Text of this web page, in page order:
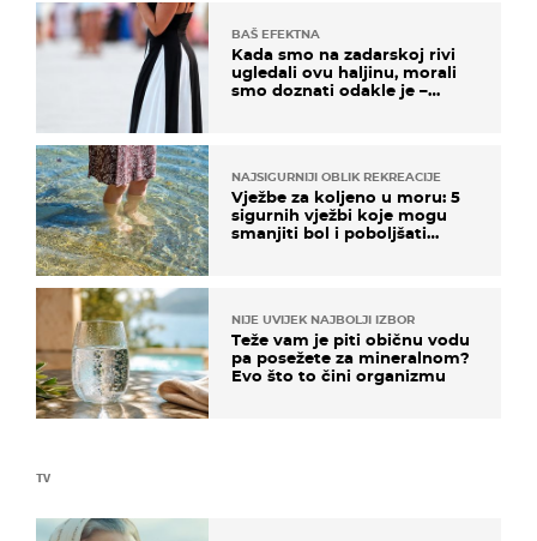
TV
BAŠ EFEKTNA
Kada smo na zadarskoj rivi
ugledali ovu haljinu, morali
smo doznati odakle je –
NAJSIGURNIJI OBLIK REKREACIJE
Vježbe za koljeno u moru: 5
sigurnih vježbi koje mogu
smanjiti bol i poboljšati
NIJE UVIJEK NAJBOLJI IZBOR
Teže vam je piti običnu vodu
pa posežete za mineralnom?
Evo što to čini organizmu